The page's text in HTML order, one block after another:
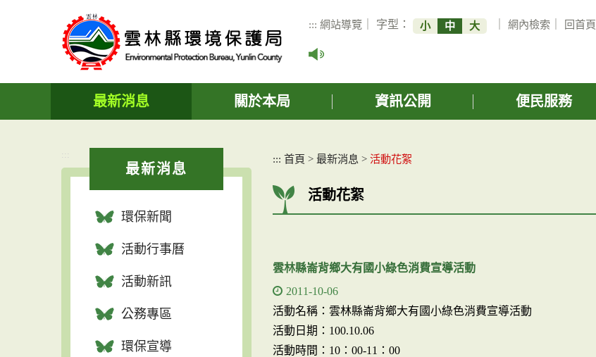
容
::: 網站導覽 ｜ 字型： 小 中 大 ｜網內檢索 回首頁
最新消息 關於本局 資訊公開 便民服務
:::
最新消息
環保新聞
活動行事曆
活動新訊
公務專區
環保宣導
::: 首頁 > 最新消息 > 活動花絮
活動花絮
雲林縣崙背鄉大有國小綠色消費宣導活動
2011-10-06
活動名稱：雲林縣崙背鄉大有國小綠色消費宣導活動
活動日期：100.10.06
活動時間：10：00-11：00